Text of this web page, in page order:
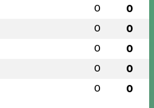
0 0
0 0
0 0
0 0
0 0